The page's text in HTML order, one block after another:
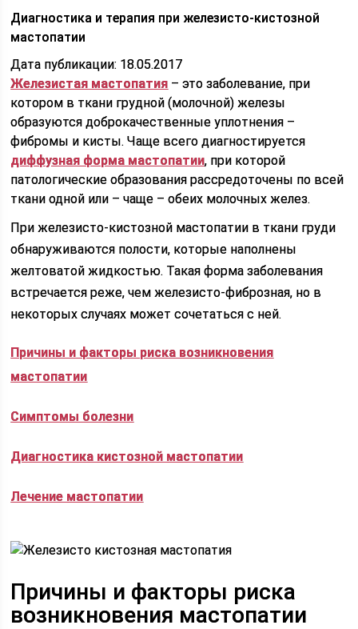
Диагностика и терапия при железисто-кистозной
мастопатии
Дата публикации: 18.05.2017
Железистая мастопатия – это заболевание, при
котором в ткани грудной (молочной) железы
образуются доброкачественные уплотнения –
фибромы и кисты. Чаще всего диагностируется
диффузная форма мастопатии, при которой
патологические образования рассредоточены по всей
ткани одной или – чаще – обеих молочных желез.
При железисто-кистозной мастопатии в ткани груди
обнаруживаются полости, которые наполнены
желтоватой жидкостью. Такая форма заболевания
встречается реже, чем железисто-фиброзная, но в
некоторых случаях может сочетаться с ней.
Причины и факторы риска возникновения
мастопатии
Симптомы болезни
Диагностика кистозной мастопатии
Лечение мастопатии
Причины и факторы риска
возникновения мастопатии